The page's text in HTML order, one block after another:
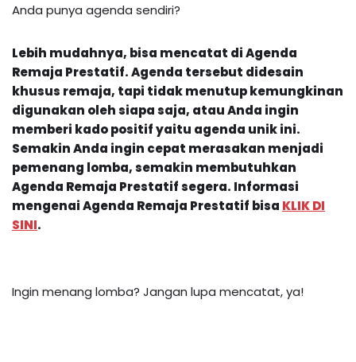
Anda punya agenda sendiri?
Lebih mudahnya, bisa mencatat diAgenda
Remaja Prestatif. Agenda tersebut didesain
khusus remaja, tapi tidak menutup kemungkinan
digunakan oleh siapa saja, atau Anda ingin
memberi kado positif yaitu agenda unik ini.
Semakin Anda ingin cepat merasakan menjadi
pemenang lomba, semakin membutuhkan
Agenda Remaja Prestatifsegera. Informasi
mengenaiAgenda Remaja Prestatif bisa KLIK DI
SINI.
Ingin menang lomba? Jangan lupa mencatat, ya!